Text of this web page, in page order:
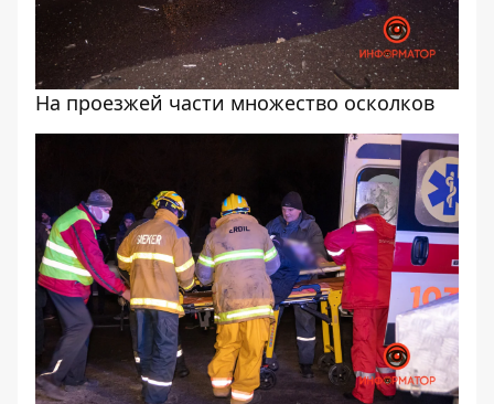
На проезжей части множество осколков